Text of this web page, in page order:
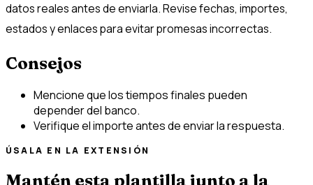
datos reales antes de enviarla. Revise fechas, importes,
estados y enlaces para evitar promesas incorrectas.
Consejos
Mencione que los tiempos finales pueden
depender del banco.
Verifique el importe antes de enviar la respuesta.
ÚSALA EN LA EXTENSIÓN
Mantén esta plantilla junto a la